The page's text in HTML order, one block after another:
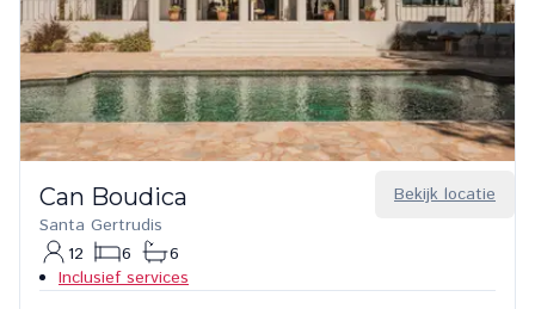
Bekijk locatie
Can Boudica
Santa Gertrudis
12
6
6
Inclusief services